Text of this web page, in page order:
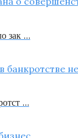
зак …
…